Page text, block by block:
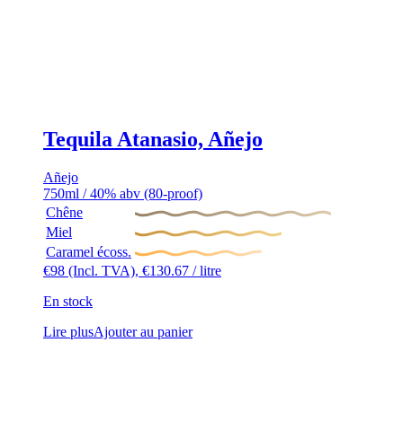
Tequila Atanasio, Añejo
Añejo
750ml / 40% abv (80-proof)
Chêne
Miel
Caramel écoss.
€98 (Incl. TVA), €130.67 / litre
En stock
Lire plusAjouter au panier